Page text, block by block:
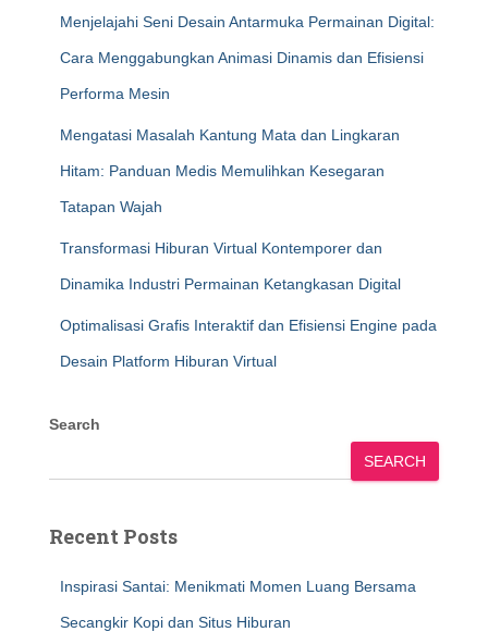
Menjelajahi Seni Desain Antarmuka Permainan Digital:
Cara Menggabungkan Animasi Dinamis dan Efisiensi
Performa Mesin
Mengatasi Masalah Kantung Mata dan Lingkaran
Hitam: Panduan Medis Memulihkan Kesegaran
Tatapan Wajah
Transformasi Hiburan Virtual Kontemporer dan
Dinamika Industri Permainan Ketangkasan Digital
Optimalisasi Grafis Interaktif dan Efisiensi Engine pada
Desain Platform Hiburan Virtual
Search
SEARCH
Recent Posts
Inspirasi Santai: Menikmati Momen Luang Bersama
Secangkir Kopi dan Situs Hiburan